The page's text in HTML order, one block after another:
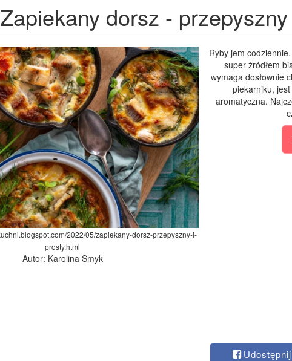
Zapiekany dorsz -
2022/05/zapiekany-dorsz-przepyszny-i-
prosty.html
Autor: Karolina Smyk
Ryby jem
super źródłem
wymaga dosłownie
piekarniku,
aromatyczna.
Udostępnij